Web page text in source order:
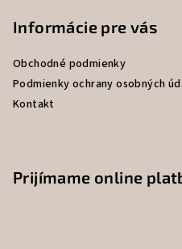
Informácie pre vás
Obchodné podmienky
Podmienky ochrany osobných
Kontakt
Prijímame online